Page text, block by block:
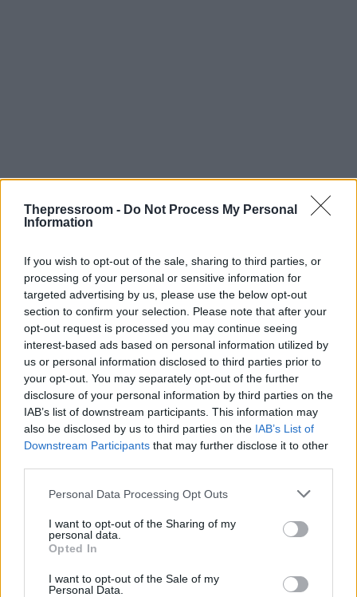
Thepressroom - Do Not Process My Personal
Information
If you wish to opt-out of the sale, sharing to third parties, or
processing of your personal or sensitive information for
targeted advertising by us, please use the below opt-out
section to confirm your selection. Please note that after your
opt-out request is processed you may continue seeing
interest-based ads based on personal information utilized by
us or personal information disclosed to third parties prior to
your opt-out. You may separately opt-out of the further
disclosure of your personal information by third parties on the
IAB’s list of downstream participants. This information may
also be disclosed by us to third parties on the IAB’s List of
Downstream Participants that may further disclose it to other
Please note that this website/app uses one or more Google
not limited to your visit or usage behaviour. You may click to
grant or deny consent to Google and its third-party tags to
use your data for below specified purposes in below Google
consent section.
Personal Data Processing Opt Outs
I want to opt-out of the Sharing of my
personal data.
Opted In
I want to opt-out of the Sale of my
Personal Data.
Πέρα όμως από τα πρόσωπα, το πρόβλημα είναι
βαθιά δομικό και συνδέεται με τη ραγδαία
παγκόσμιο στερέωμα. Σύμφωνα με την
Παγκόσμια Τράπεζα, το μερίδιο της ηπείρου στην
παγκόσμια οικονομική παραγωγή συρρικνώθηκε
από το 33% στο 23% κατά την εικοσαετία 2005-
εποχή του Μεσαίωνα.